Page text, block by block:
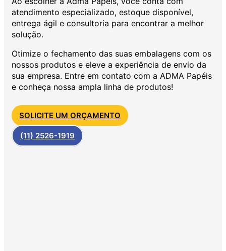
atendimento especializado, estoque disponível,
entrega ágil e consultoria para encontrar a melhor
solução.
Otimize o fechamento das suas embalagens com os
nossos produtos e eleve a experiência de envio da
sua empresa. Entre em contato com a ADMA Papéis
e conheça nossa ampla linha de produtos!
SOLICITE UM ORÇAMENTO
(11) 2526-1919